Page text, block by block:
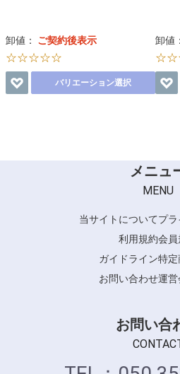
卸値： ご契約後表示
☆☆☆☆☆
バリエーション選択
卸値：
メニュ
MENU
当サイトについてプ
利用規約会員
ガイドライン特定
お問い合わせ運営
お問い合